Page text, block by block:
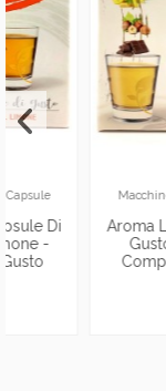
Macchine Caffe
Borbone
50 Capsule -
Nespresso -